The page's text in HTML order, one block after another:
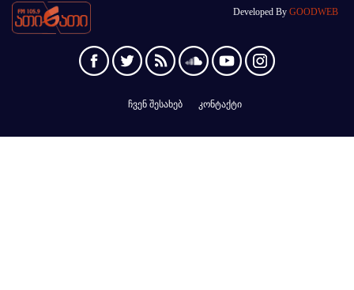
Developed By GOODWEB
ჩვენ შესახებ კონტაქტი